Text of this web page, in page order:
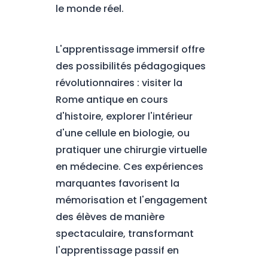
le monde réel.
L'apprentissage immersif offre
des possibilités pédagogiques
révolutionnaires : visiter la
Rome antique en cours
d'histoire, explorer l'intérieur
d'une cellule en biologie, ou
pratiquer une chirurgie virtuelle
en médecine. Ces expériences
marquantes favorisent la
mémorisation et l'engagement
des élèves de manière
spectaculaire, transformant
l'apprentissage passif en